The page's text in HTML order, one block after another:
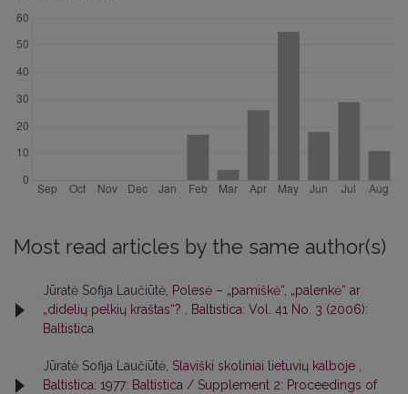
Most read articles by the same author(s)
Jūratė Sofija Laučiūtė, Polesė – „pamiškė“, „palenkė“ ar
„didelių pelkių kraštas“? , Baltistica: Vol. 41 No. 3 (2006):
Baltistica
Jūratė Sofija Laučiūtė, Slaviški skoliniai lietuvių kalboje ,
Baltistica: 1977: Baltistica / Supplement 2: Proceedings of